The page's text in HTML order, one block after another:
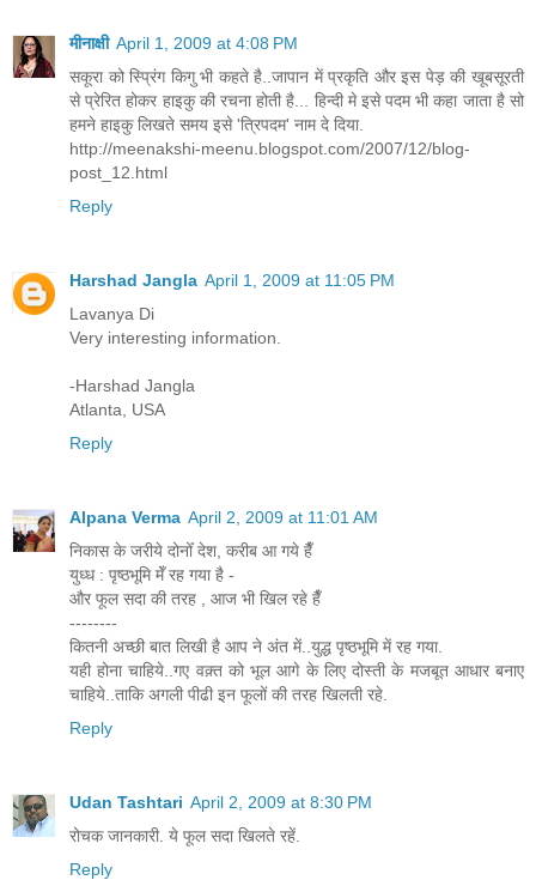
मीनाक्षी April 1, 2009 at 4:08 PM
सकूरा को स्प्रिंग किगु भी कहते है..जापान में प्रकृति और इस पेड़ की खूबसूरती
से प्रेरित होकर हाइकु की रचना होती है... हिन्दी मे इसे पदम भी कहा जाता है सो
हमने हाइकु लिखते समय इसे 'त्रिपदम' नाम दे दिया.
http://meenakshi-meenu.blogspot.com/2007/12/blog-
post_12.html
Reply
Harshad Jangla April 1, 2009 at 11:05 PM
Lavanya Di
Very interesting information.
-Harshad Jangla
Atlanta, USA
Reply
Alpana Verma April 2, 2009 at 11:01 AM
निकास के जरीये दोनोँ देश, करीब आ गये हैँ
युध्ध : पृष्ठभूमि मेँ रह गया है -
और फूल सदा की तरह , आज भी खिल रहे हैँ
--------
कितनी अच्छी बात लिखी है आप ने अंत में..युद्ध पृष्ठभूमि में रह गया.
यही होना चाहिये..गए वक़्त को भूल आगे के लिए दोस्ती के मजबूत आधार बनाए
चाहिये..ताकि अगली पीढी इन फूलों की तरह खिलती रहे.
Reply
Udan Tashtari April 2, 2009 at 8:30 PM
रोचक जानकारी. ये फूल सदा खिलते रहें.
Reply